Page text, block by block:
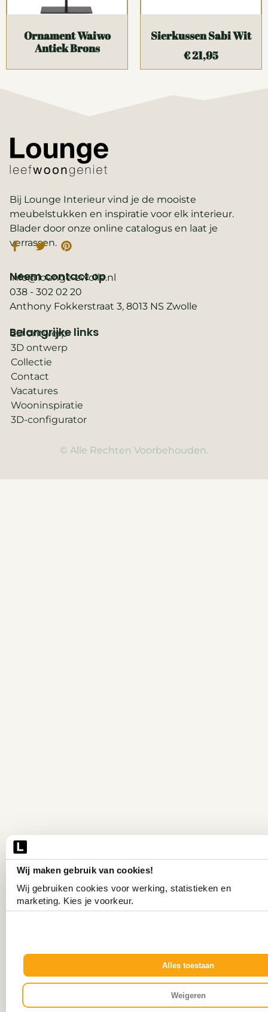
Wij maken gebruik van cookies!
Wij gebruiken cookies voor werking, statistieken en
marketing. Kies je voorkeur.
Alles toestaan
Weigeren
Ornament Waiwo
Antiek Brons
Sierkussen Sabi Wit
€21,95
Bij Lounge Interieur vind je de mooiste
meubelstukken en inspiratie voor elk interieur.
Blader door onze online catalogus en laat je
verrassen.
Belangrijke links
2D ontwerp
3D ontwerp
Collectie
Contact
Vacatures
Wooninspiratie
3D-configurator
Neem contact op
info@lounge-zwolle.nl
038 - 302 02 20
Anthony Fokkerstraat 3, 8013 NS Zwolle
© Alle Rechten Voorbehouden.